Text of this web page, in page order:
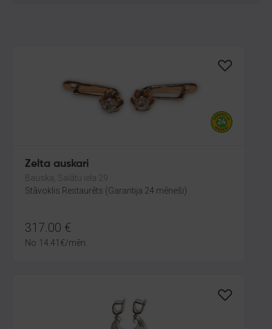
Zelta auskari
Bauska, Salātu iela 29
Stāvoklis Restaurēts (Garantija 24 mēneši)
317.00 €
No 14.41 €/mēn.